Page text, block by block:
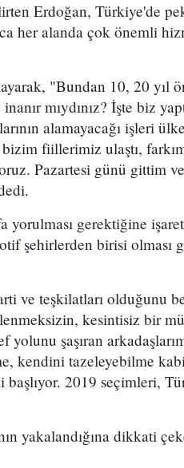
Erdoğan, Türkiye'de
her alanda çok önemli
"Bundan 10, 20 yıl
mıydınız? İşte biz
alamayacağı işleri
fiillerimiz ulaştı,
Pazartesi günü gittim
yorulması gerektiğine
şehirlerden birisi olması
ve teşkilatları olduğunu
kesintisiz bir
şaşıran
tazeleyebilme
2019 seçimleri,
yakalandığına dikkati